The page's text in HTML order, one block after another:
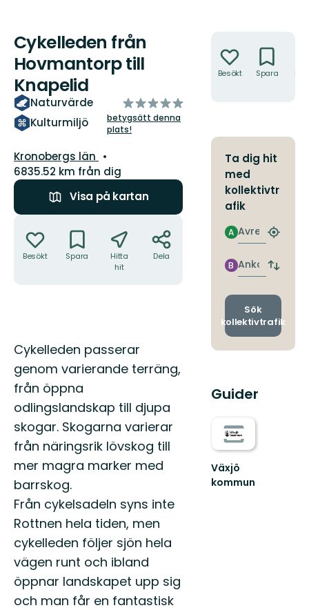
Cykelleden från
Hovmantorp till
Knapelid
Naturvärde
Kulturmiljö
av
5
stjärnor
betygsätt denna
plats!
Län:
Kronobergs län
6835.52 km från dig
Visa på kartan
Besökt Spara
Hitta
hit
Dela
Beskrivning
Cykelleden passerar
genom varierande terräng,
från öppna
odlingslandskap till djupa
skogar. Skogarna varierar
från näringsrik lövskog till
mer magra marker med
barrskog.
Från cykelsadeln syns inte
Rottnen hela tiden, men
cykelleden följer sjön hela
vägen runt och ibland
öppnar landskapet upp sig
och man får en fantastisk
Besökt Spara
Ta dig hit
med
kollektivtr
afik
Avresa
A
Hitta
Ankomst
B
Byt
och
Sök
kollektivtrafik
Guider
Växjö
kommun